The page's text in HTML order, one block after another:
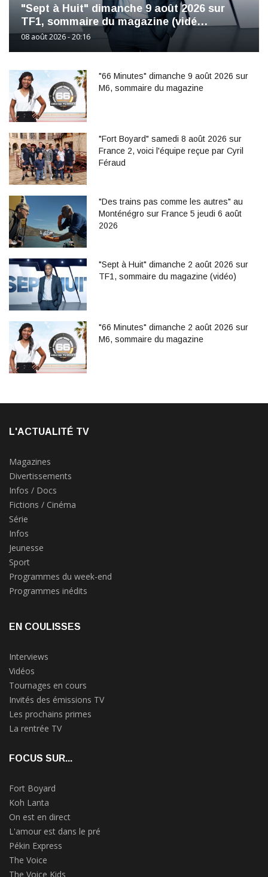
"Sept à Huit" dimanche 9 août 2026 sur
TF1, sommaire du magazine (vidé…
08 août 2026 - 20:16
"66 Minutes" dimanche 9 août 2026 sur
M6, sommaire du magazine
"Fort Boyard" samedi 8 août 2026 sur
France 2, voici l'équipe reçue par Cyril
Féraud
"Des trains pas comme les autres" au
Monténégro sur France 5 jeudi 6 août
2026
"Sept à Huit" dimanche 2 août 2026 sur
TF1, sommaire du magazine (vidéo)
"66 Minutes" dimanche 2 août 2026 sur
M6, sommaire du magazine
L'ACTUALITÉ TV
Magazines
Divertissements
Infos / Docs
Fictions / Cinéma
Série
Infos
Jeunesse
Sport
Programmes du week-end
Programmes inédits
EN COULISSES
Interviews
Vidéos
Tournages en cours
Invités des émissions TV
Les prochains primes
La rentrée TV
FOCUS SUR...
Fort Boyard
Koh Lanta
On est en direct
L'amour est dans le pré
Pékin Express
The Voice
The Voice Kids